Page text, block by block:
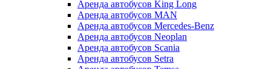
Аренда автобусов King Long
Аренда автобусов MAN
Аренда автобусов Mercedes-Benz
Аренда автобусов Neoplan
Аренда автобусов Scania
Аренда автобусов Setra